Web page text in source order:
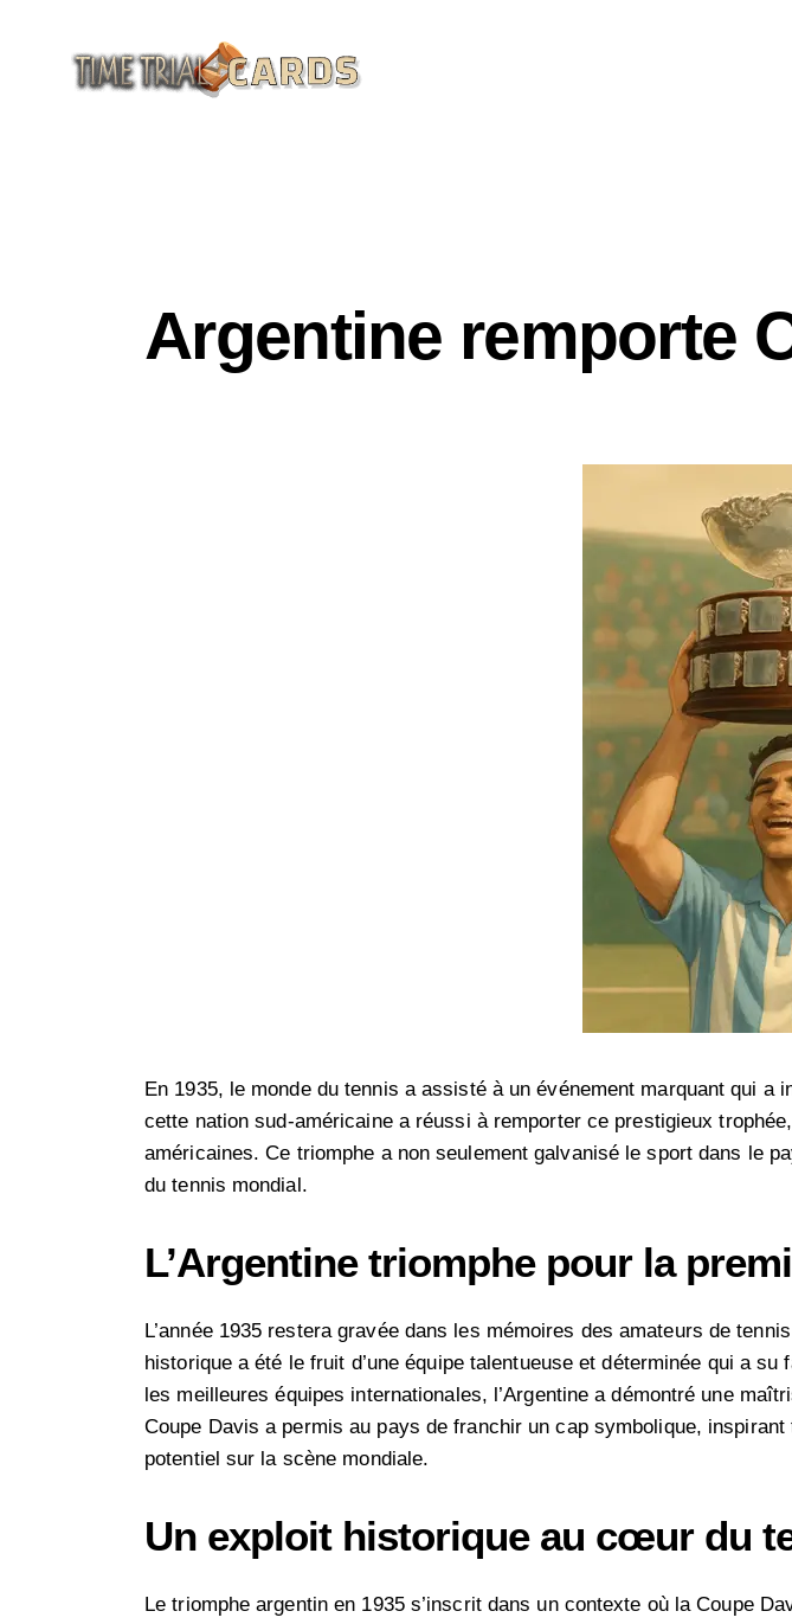
Argentine remporte
En 1935, le monde du tennis a assisté à un événement marquant qui
cette nation sud-américaine a réussi à remporter ce prestigieux
américaines. Ce triomphe a non seulement galvanisé le sport dans le
du tennis mondial.
L’Argentine triomphe pour la
L’année 1935 restera gravée dans les mémoires des amateurs de
historique a été le fruit d’une équipe talentueuse et déterminée qui a
les meilleures équipes internationales, l’Argentine a démontré une
Coupe Davis a permis au pays de franchir un cap symbolique,
potentiel sur la scène mondiale.
Un exploit historique au cœur du
Le triomphe argentin en 1935 s’inscrit dans un contexte où la Coupe